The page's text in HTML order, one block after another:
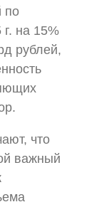
по
на 15%
рублей,
что
важный